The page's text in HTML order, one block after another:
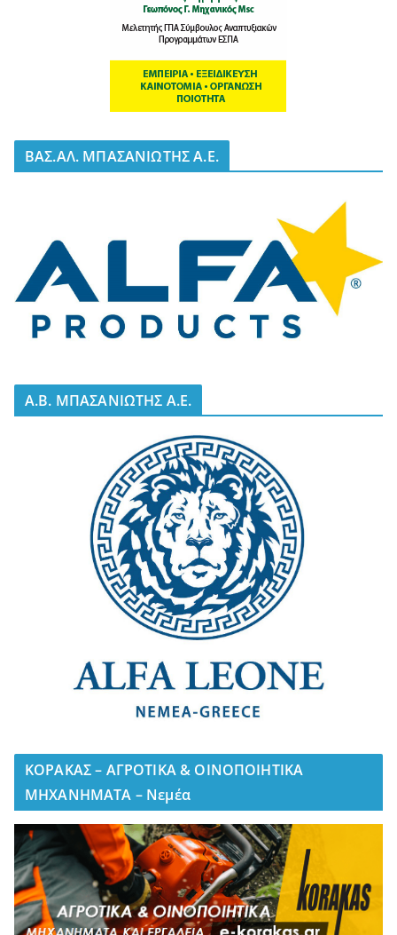
BΑΣ.ΑΛ. ΜΠΑΣΑΝΙΩΤΗΣ Α.Ε.
A.B. ΜΠΑΣΑΝΙΩΤΗΣ Α.Ε.
ΚΟΡΑΚΑΣ – ΑΓΡΟΤΙΚΑ & ΟΙΝΟΠΟΙΗΤΙΚΑ
ΜΗΧΑΝΗΜΑΤΑ – Νεμέα